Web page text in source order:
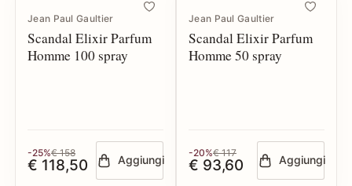
Jean Paul Gaultier
Scandal Elixir Parfum
Homme 100 spray
-25%€ 158
€ 118,50 Aggiungi
Jean Paul Gaultier
Scandal Elixir Parfum
Homme 50 spray
-20%€ 117
€ 93,60 Aggiungi